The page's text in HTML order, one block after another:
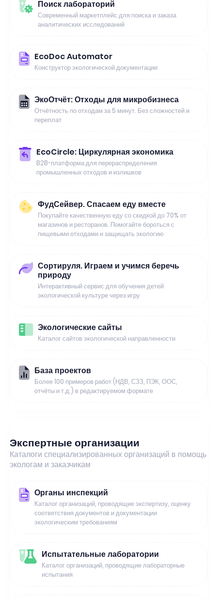
Поиск лабораторий
Современный маркетплейс для поиска и заказа
аналитических исследований
EcoDoc Automator
Конструктор экологической документации
ЭкоОтчёт: Отходы для микробизнеса
Отчётность по отходам за 5 минут. Без сложностей и
переплат
EcoCircle: Циркулярная экономика
B2B-платформа для перераспределения
промышленных отходов и излишков
ФудСейвер. Спасаем еду вместе
Покупайте качественную еду со скидкой до 70% от
магазинов и ресторанов. Помогайте бороться с
пищевыми отходами и защищать экологию
Сортируля. Играем и учимся беречь
природу
Интерактивный сервис для обучения детей
экологической культуре через игру
Экологические сайты
Каталог сайтов экологической направленности
База проектов
Более 100 примеров работ (НДВ, СЗЗ, ПЭК, ООС,
отчёты и т.д.) в редактируемом формате
Экспертные организации
Каталоги специализированных организаций в помощь
экологам и заказчикам
Органы инспекций
Каталог организаций, проводящие экспертизу, оценку
соответствия документов и документации
экологическим требованиям
Испытательные лаборатории
Каталог организаций, проводящие лабораторные
испытания